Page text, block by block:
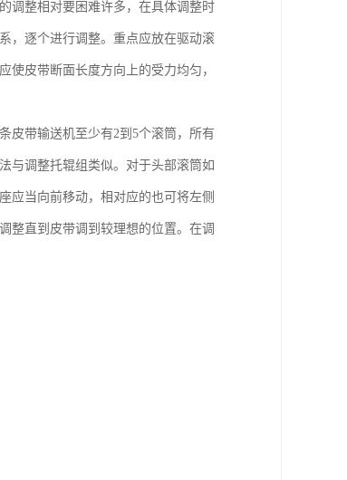
调整相对要困难许多，在具体调整时
，逐个进行调整。重点应放在驱动滚
皮带断面长度方向上的受力均匀，
皮带输送机至少有2到5个滚筒，所有
与调整托辊组类似。对于头部滚筒如
应当向前移动，相对应的也可将左侧
整直到皮带调到较理想的位置。在调